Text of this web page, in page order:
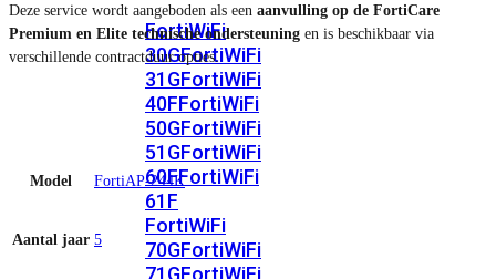
FortiWiFi
30GFortiWiFi
31GFortiWiFi
40FFortiWiFi
50GFortiWiFi
51GFortiWiFi
60FFortiWiFi
61F
FortiWiFi
70GFortiWiFi
71GFortiWiFi
Deze service wordt aangeboden als een aanvulling op de FortiCare
Premium en Elite technische ondersteuning en is beschikbaar via
verschillende contractduur opties.
Model FortiAP-244K
Aantal jaar 5